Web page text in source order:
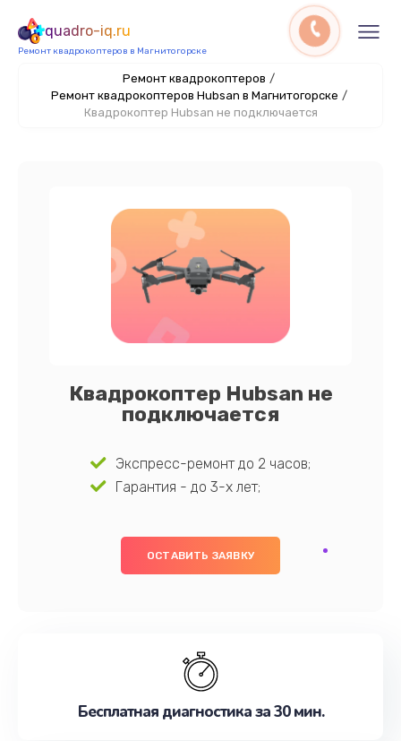
quadro-iq.ru
Ремонт квадрокоптеров в Магнитогорске
Ремонт квадрокоптеров /
Ремонт квадрокоптеров Hubsan в Магнитогорске /
Квадрокоптер Hubsan не подключается
Квадрокоптер Hubsan не
подключается
Экспресс-ремонт до 2 часов;
Гарантия - до 3-х лет;
ОСТАВИТЬ ЗАЯВКУ
Бесплатная диагностика за 30 мин.